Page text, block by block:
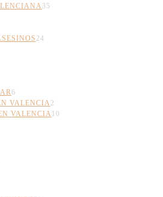
35
24
6
VALENCIA2
VALENCIA10